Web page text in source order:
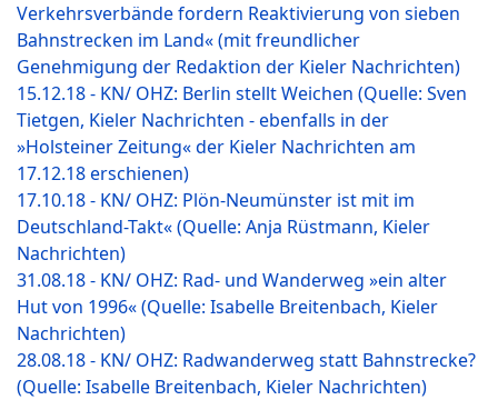
Verkehrsverbände fordern Reaktivierung von sieben
Bahnstrecken im Land« (mit freundlicher
Genehmigung der Redaktion der Kieler Nachrichten)
15.12.18 - KN/ OHZ: Berlin stellt Weichen (Quelle: Sven
Tietgen, Kieler Nachrichten - ebenfalls in der
»Holsteiner Zeitung« der Kieler Nachrichten am
17.12.18 erschienen)
17.10.18 - KN/ OHZ: Plön-Neumünster ist mit im
Deutschland-Takt« (Quelle: Anja Rüstmann, Kieler
Nachrichten)
31.08.18 - KN/ OHZ: Rad- und Wanderweg »ein alter
Hut von 1996« (Quelle: Isabelle Breitenbach, Kieler
Nachrichten)
28.08.18 - KN/ OHZ: Radwanderweg statt Bahnstrecke?
(Quelle: Isabelle Breitenbach, Kieler Nachrichten)